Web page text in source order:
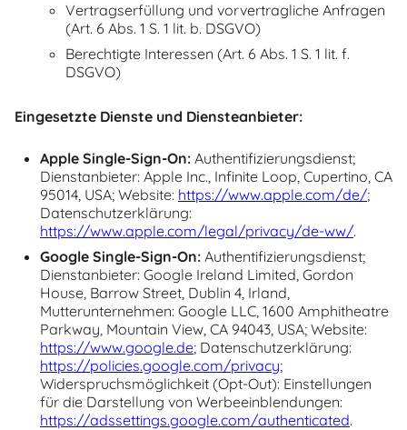
Vertragserfüllung und vorvertragliche Anfragen
(Art. 6 Abs. 1 S. 1 lit. b. DSGVO)
Berechtigte Interessen (Art. 6 Abs. 1 S. 1 lit. f.
DSGVO)
Eingesetzte Dienste und Diensteanbieter:
Apple Single-Sign-On: Authentifizierungsdienst;
Dienstanbieter: Apple Inc., Infinite Loop, Cupertino, CA
95014, USA; Website: https://www.apple.com/de/;
Datenschutzerklärung:
https://www.apple.com/legal/privacy/de-ww/.
Google Single-Sign-On: Authentifizierungsdienst;
Dienstanbieter: Google Ireland Limited, Gordon
House, Barrow Street, Dublin 4, Irland,
Mutterunternehmen: Google LLC, 1600 Amphitheatre
Parkway, Mountain View, CA 94043, USA; Website:
https://www.google.de; Datenschutzerklärung:
https://policies.google.com/privacy;
Widerspruchsmöglichkeit (Opt-Out): Einstellungen
für die Darstellung von Werbeeinblendungen:
https://adssettings.google.com/authenticated.